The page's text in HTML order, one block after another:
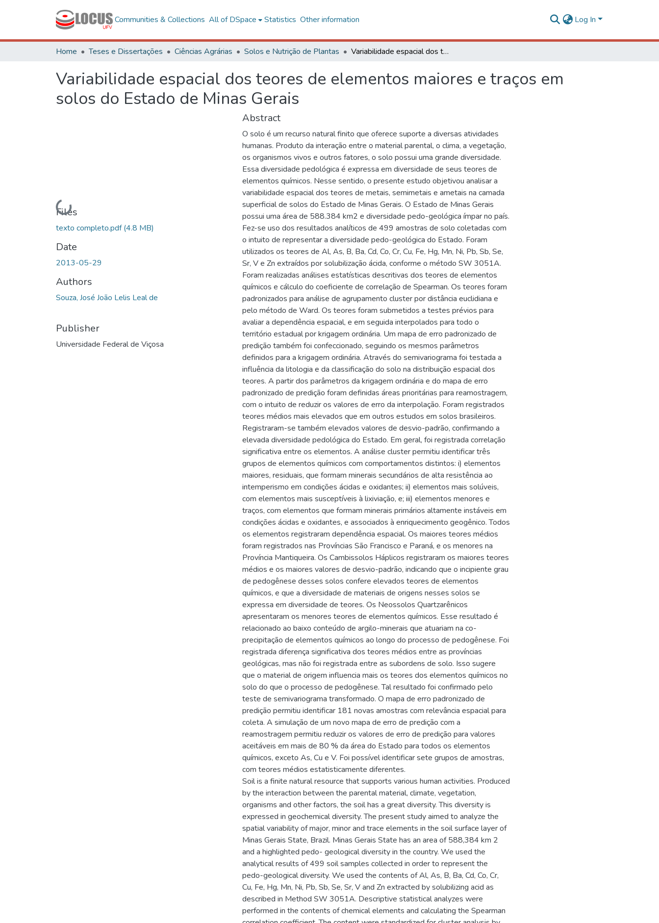
Communities & Collections All of DSpace Statistics Other information Log In
Home Teses e Dissertações Ciências Agrárias Solos e Nutrição de Plantas Variabilidade espacial dos teores de elementos maiores e traços em solos do Estado de Minas Gerais
Variabilidade espacial dos teores de elementos maiores e traços em
solos do Estado de Minas Gerais
Loading...
Files
texto completo.pdf(4.8 MB)
Date
2013-05-29
Authors
Souza, José João Lelis Leal de
Publisher
Universidade Federal de Viçosa
Abstract
O solo é um recurso natural finito que oferece suporte a diversas atividades
humanas. Produto da interação entre o material parental, o clima, a vegetação,
os organismos vivos e outros fatores, o solo possui uma grande diversidade.
Essa diversidade pedológica é expressa em diversidade de seus teores de
elementos químicos. Nesse sentido, o presente estudo objetivou analisar a
variabilidade espacial dos teores de metais, semimetais e ametais na camada
superficial de solos do Estado de Minas Gerais. O Estado de Minas Gerais
possui uma área de 588.384 km2 e diversidade pedo-geológica ímpar no país.
Fez-se uso dos resultados analíticos de 499 amostras de solo coletadas com
o intuito de representar a diversidade pedo-geológica do Estado. Foram
utilizados os teores de Al, As, B, Ba, Cd, Co, Cr, Cu, Fe, Hg, Mn, Ni, Pb, Sb, Se,
Sr, V e Zn extraídos por solubilização ácida, conforme o método SW 3051A.
Foram realizadas análises estatísticas descritivas dos teores de elementos
químicos e cálculo do coeficiente de correlação de Spearman. Os teores foram
padronizados para análise de agrupamento cluster por distância euclidiana e
pelo método de Ward. Os teores foram submetidos a testes prévios para
avaliar a dependência espacial, e em seguida interpolados para todo o
território estadual por krigagem ordinária. Um mapa de erro padronizado de
predição também foi confeccionado, seguindo os mesmos parâmetros
definidos para a krigagem ordinária. Através do semivariograma foi testada a
influência da litologia e da classificação do solo na distribuição espacial dos
teores. A partir dos parâmetros da krigagem ordinária e do mapa de erro
padronizado de predição foram definidas áreas prioritárias para reamostragem,
com o intuito de reduzir os valores de erro da interpolação. Foram registrados
teores médios mais elevados que em outros estudos em solos brasileiros.
Registraram-se também elevados valores de desvio-padrão, confirmando a
elevada diversidade pedológica do Estado. Em geral, foi registrada correlação
significativa entre os elementos. A análise cluster permitiu identificar três
grupos de elementos químicos com comportamentos distintos: i) elementos
maiores, residuais, que formam minerais secundários de alta resistência ao
intemperismo em condições ácidas e oxidantes; ii) elementos mais solúveis,
com elementos mais susceptíveis à lixiviação, e; iii) elementos menores e
traços, com elementos que formam minerais primários altamente instáveis em
condições ácidas e oxidantes, e associados à enriquecimento geogênico. Todos
os elementos registraram dependência espacial. Os maiores teores médios
foram registrados nas Províncias São Francisco e Paraná, e os menores na
Província Mantiqueira. Os Cambissolos Háplicos registraram os maiores teores
médios e os maiores valores de desvio-padrão, indicando que o incipiente grau
de pedogênese desses solos confere elevados teores de elementos
químicos, e que a diversidade de materiais de origens nesses solos se
expressa em diversidade de teores. Os Neossolos Quartzarênicos
apresentaram os menores teores de elementos químicos. Esse resultado é
relacionado ao baixo conteúdo de argilo-minerais que atuariam na co-
precipitação de elementos químicos ao longo do processo de pedogênese. Foi
registrada diferença significativa dos teores médios entre as províncias
geológicas, mas não foi registrada entre as subordens de solo. Isso sugere
que o material de origem influencia mais os teores dos elementos químicos no
solo do que o processo de pedogênese. Tal resultado foi confirmado pelo
teste de semivariograma transformado. O mapa de erro padronizado de
predição permitiu identificar 181 novas amostras com relevância espacial para
coleta. A simulação de um novo mapa de erro de predição com a
reamostragem permitiu reduzir os valores de erro de predição para valores
aceitáveis em mais de 80 % da área do Estado para todos os elementos
químicos, exceto As, Cu e V. Foi possível identificar sete grupos de amostras,
com teores médios estatisticamente diferentes.
Soil is a finite natural resource that supports various human activities. Produced
by the interaction between the parental material, climate, vegetation,
organisms and other factors, the soil has a great diversity. This diversity is
expressed in geochemical diversity. The present study aimed to analyze the
spatial variability of major, minor and trace elements in the soil surface layer of
Minas Gerais State, Brazil. Minas Gerais State has an area of 588,384 km 2
and a highlighted pedo- geological diversity in the country. We used the
analytical results of 499 soil samples collected in order to represent the
pedo-geological diversity. We used the contents of Al, As, B, Ba, Cd, Co, Cr,
Cu, Fe, Hg, Mn, Ni, Pb, Sb, Se, Sr, V and Zn extracted by solubilizing acid as
described in Method SW 3051A. Descriptive statistical analyzes were
performed in the contents of chemical elements and calculating the Spearman